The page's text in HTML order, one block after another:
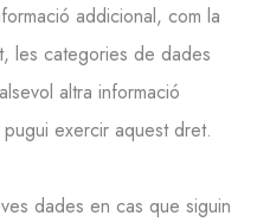
addicional, com la
les categories de dades
altra informació
exercir aquest dret.
dades en cas que siguin